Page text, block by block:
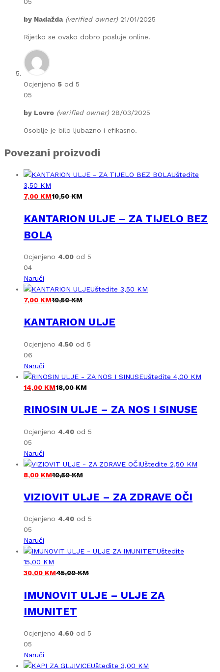
05
by Nadažda (verified owner) 21/01/2025
Rijetko se ovako dobro posluje online.
Ocjenjeno 5 od 5
05
by Lovro (verified owner) 28/03/2025
Osoblje je bilo ljubazno i efikasno.
Povezani proizvodi
Uštedite
3,50 KM
7,00 KM10,50KM
KANTARION ULJE – ZA TIJELO BEZ
BOLA
Ocjenjeno 4.00 od 5
04
Naruči
Uštedite 3,50 KM
7,00 KM10,50KM
KANTARION ULJE
Ocjenjeno 4.50 od 5
06
Naruči
Uštedite 4,00 KM
14,00 KM18,00KM
RINOSIN ULJE – ZA NOS I SINUSE
Ocjenjeno 4.40 od 5
05
Naruči
Uštedite 2,50 KM
8,00 KM10,50KM
VIZIOVIT ULJE – ZA ZDRAVE OČI
Ocjenjeno 4.40 od 5
05
Naruči
Uštedite
15,00 KM
30,00 KM45,00KM
IMUNOVIT ULJE – ULJE ZA
IMUNITET
Ocjenjeno 4.60 od 5
05
Naruči
Uštedite 3,00 KM